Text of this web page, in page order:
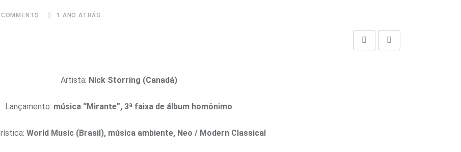
COMMENTS 1 ANO ATRÁS
Artista: Nick Storring (Canadá)
Lançamento: música “Mirante”, 3ª faixa de álbum homônimo
World Music (Brasil), música ambiente, Neo / Modern Classical